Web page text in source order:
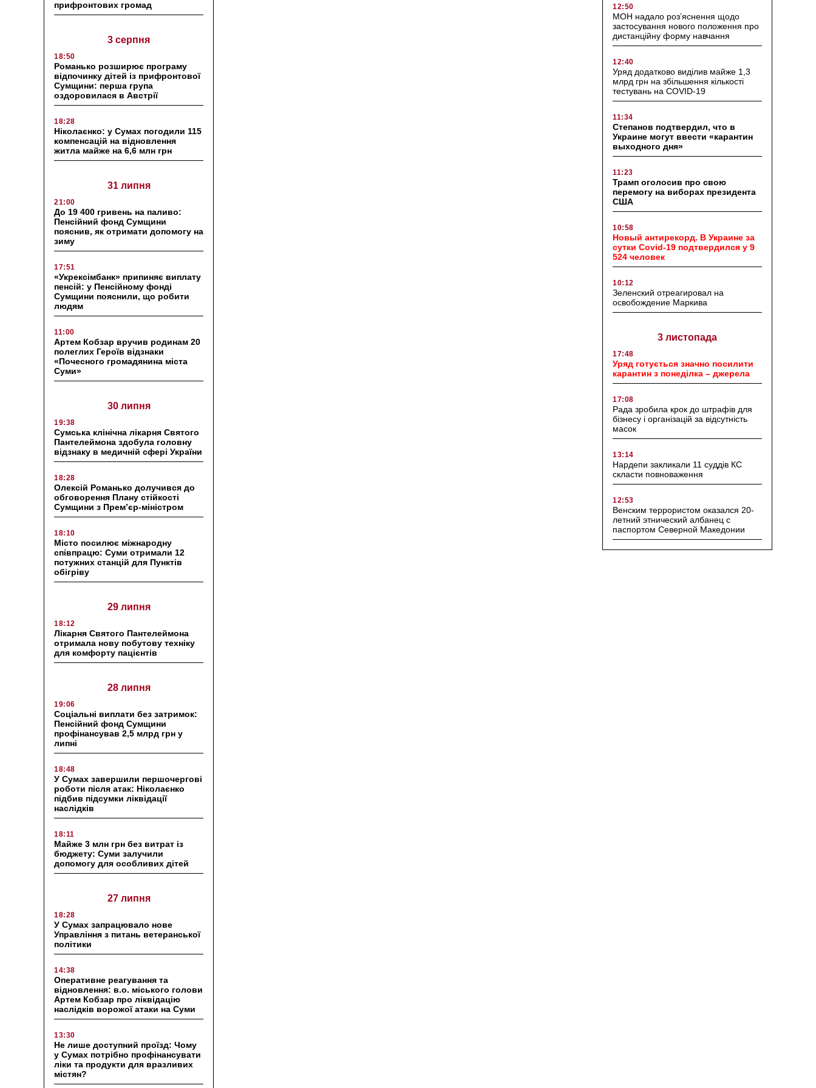
прифронтових громад
3 серпня
18:50
Романько розширює програму
відпочинку дітей із прифронтової
Сумщини: перша група
оздоровилася в Австрії
18:28
Ніколаєнко: у Сумах погодили 115
компенсацій на відновлення
житла майже на 6,6 млн грн
31 липня
21:00
До 19 400 гривень на паливо:
Пенсійний фонд Сумщини
пояснив, як отримати допомогу на
зиму
17:51
«Укрексімбанк» припиняє виплату
пенсій: у Пенсійному фонді
Сумщини пояснили, що робити
людям
11:00
Артем Кобзар вручив родинам 20
полеглих Героїв відзнаки
«Почесного громадянина міста
Суми»
30 липня
19:38
Сумська клінічна лікарня Святого
Пантелеймона здобула головну
відзнаку в медичній сфері України
18:28
Олексій Романько долучився до
обговорення Плану стійкості
Сумщини з Прем’єр-міністром
18:10
Місто посилює міжнародну
співпрацю: Суми отримали 12
потужних станцій для Пунктів
обігріву
29 липня
18:12
Лікарня Святого Пантелеймона
отримала нову побутову техніку
для комфорту пацієнтів
28 липня
19:06
Соціальні виплати без затримок:
Пенсійний фонд Сумщини
профінансував 2,5 млрд грн у
липні
18:48
У Сумах завершили першочергові
роботи після атак: Ніколаєнко
підбив підсумки ліквідації
наслідків
18:11
Майже 3 млн грн без витрат із
бюджету: Суми залучили
допомогу для особливих дітей
27 липня
18:28
У Сумах запрацювало нове
Управління з питань ветеранської
політики
14:38
Оперативне реагування та
відновлення: в.о. міського голови
Артем Кобзар про ліквідацію
наслідків ворожої атаки на Суми
13:30
Не лише доступний проїзд: Чому
у Сумах потрібно профінансувати
ліки та продукти для вразливих
містян?
12:50
МОН надало роз’яснення щодо
застосування нового положення про
дистанційну форму навчання
12:40
Уряд додатково виділив майже 1,3
млрд грн на збільшення кількості
тестувань на COVID-19
11:34
Степанов подтвердил, что в
Украине могут ввести «карантин
выходного дня»
11:23
Трамп оголосив про свою
перемогу на виборах президента
США
10:58
Новый антирекорд. В Украине за
сутки Covid-19 подтвердился у 9
524 человек
10:12
Зеленский отреагировал на
освобождение Маркива
3 листопада
17:48
Уряд готується значно посилити
карантин з понеділка – джерела
17:08
Рада зробила крок до штрафів для
бізнесу і організацій за відсутність
масок
13:14
Нардепи закликали 11 суддів КС
скласти повноваження
12:53
Венским террористом оказался 20-
летний этнический албанец с
паспортом Северной Македонии